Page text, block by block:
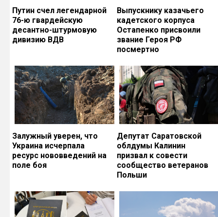
Путин счел легендарной
76-ю гвардейскую
десантно-штурмовую
дивизию ВДВ
Выпускнику казачьего
кадетского корпуса
Остапенко присвоили
звание Героя РФ
посмертно
Залужный уверен, что
Украина исчерпала
ресурс нововведений на
поле боя
Депутат Саратовской
облдумы Калинин
призвал к совести
сообщество ветеранов
Польши